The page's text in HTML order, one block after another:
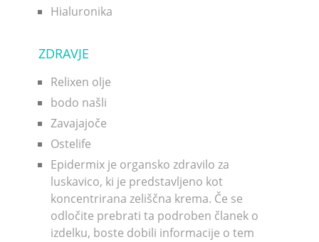
Hialuronika
ZDRAVJE
Relixen olje
bodo našli
Zavajajoče
Ostelife
Epidermix je organsko zdravilo za
luskavico, ki je predstavljeno kot
koncentrirana zeliščna krema. Če se
odločite prebrati ta podroben članek o
izdelku, boste dobili informacije o tem